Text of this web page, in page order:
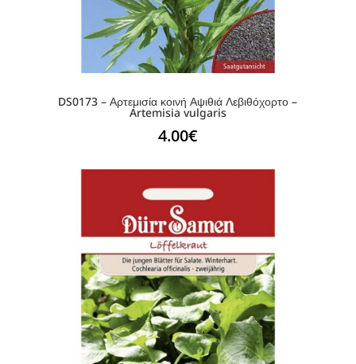
DS0173 – Αρτεμισία κοινή Αψιθιά Λεβιθόχορτο –
Artemisia vulgaris
4.00€